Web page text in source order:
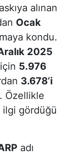
alınan
Ocak
kondu.
2025
5.976
3.678’i
Özellikle
gördüğü
adı